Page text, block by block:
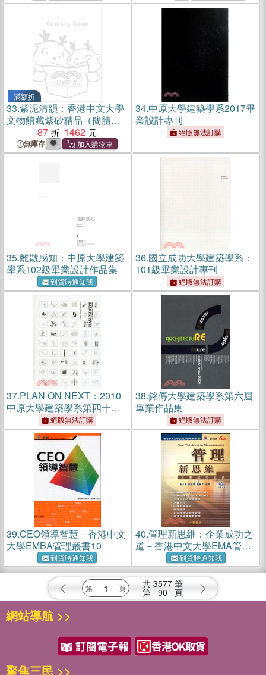
滿額折
33.紫泥清韻：香港中文大學
文物館藏紫砂精品（簡體
87 1462
無庫存
34.中原大學建築學系2017畢
業設計專刊
絕版無法訂購
35.離散感知：中原大學建築
學系102級畢業設計作品集
到貨時通知我
36.國立成功大學建築學系：
101級畢業設計專刊
絕版無法訂購
37.PLAN ON NEXT：2010
中原大學建築學系第四十六
屆畢業作品集絕版無法訂購
38.銘傳大學建築學系第六屆
畢業作品集
絕版無法訂購
39.CEO領導智慧－香港中文
大學EMBA管理叢書10
到貨時通知我
40.管理新思維：企業成功之
道－香港中文大學EMA管理
到貨時通知我
共 3577 筆
第 90 頁
網站導航 >>
聚焦三民 >>